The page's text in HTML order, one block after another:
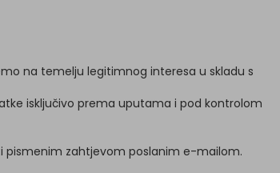
na temelju legitimnog interesa u skladu s
isključivo prema uputama i pod kontrolom
pismenim zahtjevom poslanim e-mailom.